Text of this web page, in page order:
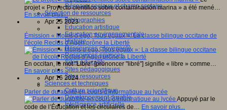
Réseaux sociaux et champ scolaire
Sélection de ressources
Bibliographies
Education artistique
Education environnementale
Histoire
Ressources citoyenneté
Ressources sciences
Sites éducatifs
Sites pédagogiques
Sites ressources
Sciences et techniques
Culture scientifique
Développement durable
Intelligence artificielle
projet « Proyecto científico sobre contaminación marina » a été mené…
En savoir plus...
Apr 25 2023
Émission « Moins d’ego, Tous égaux »: La classe bilingue occitane de
l’école Reclus d’Agen prône la Liberté
En occitan, le mot "Libre" [prononcer "libré"] signifie « libre » comme…
En savoir plus...
Apr 16 2024
Parler de durabilité en cours d'informatique au lycée
Appuyé par le
code de l’Éducation et les circulaires de… En savoir plus...